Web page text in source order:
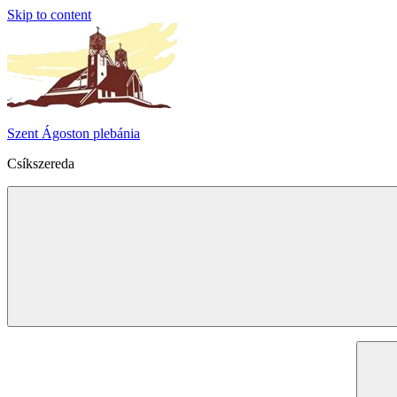
Skip to content
Szent Ágoston plebánia
Csíkszereda